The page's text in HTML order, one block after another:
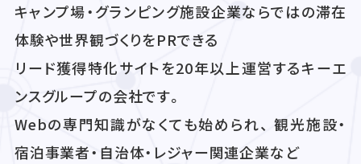
キャンプ場・グランピング施設企業ならではの滞在
体験や世界観づくりをPRできる
リード獲得特化サイトを20年以上運営するキーエ
ンスグループの会社です。
Webの専門知識がなくても始められ、 観光施設・
宿泊事業者・自治体・レジャー関連企業など